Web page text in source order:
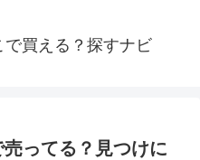
で買える？探すナビ
ってる？見つけに